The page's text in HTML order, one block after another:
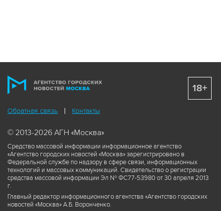
Обратная связь Контакты
© 2013-2026 АГН «Москва»
Средство массовой информации информационное агентство
«Агентство городских новостей «Москва» зарегистрировано в
Федеральной службе по надзору в сфере связи, информационных
технологий и массовых коммуникаций. Свидетельство о регистрации
средства массовой информации Эл № ФС77-53980 от 30 апреля 2013
г.
Главный редактор информационного агентства «Агентство городских
новостей «Москва» А.Б. Воронченко.
18+